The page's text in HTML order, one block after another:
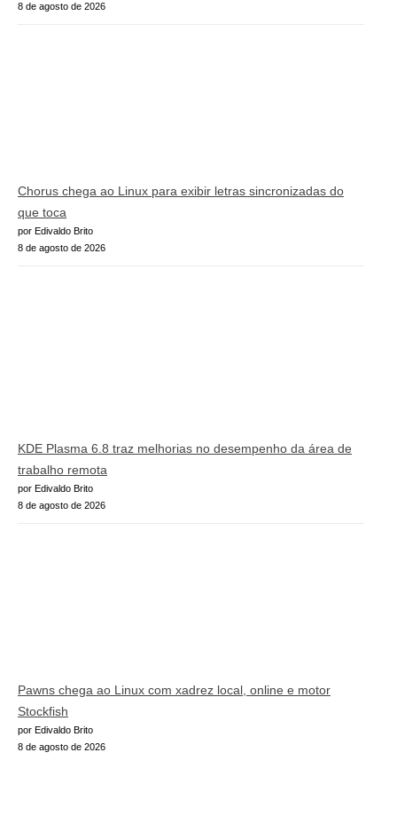
8 de agosto de 2026
Chorus chega ao Linux para exibir letras sincronizadas do
que toca
por Edivaldo Brito
8 de agosto de 2026
KDE Plasma 6.8 traz melhorias no desempenho da área de
trabalho remota
por Edivaldo Brito
8 de agosto de 2026
Pawns chega ao Linux com xadrez local, online e motor
Stockfish
por Edivaldo Brito
8 de agosto de 2026